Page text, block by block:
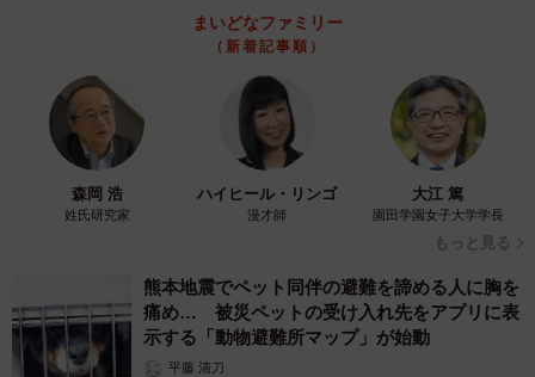
まいどなファミリー
（新着記事順）
森岡 浩
姓氏研究家
ハイヒール・リンゴ
漫才師
大江 篤
園田学園女子大学学長
もっと見る
熊本地震でペット同伴の避難を諦める人に胸を
痛め… 被災ペットの受け入れ先をアプリに表
示する「動物避難所マップ」が始動
平藤 清刀